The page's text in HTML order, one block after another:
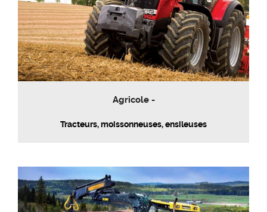
Agricole -
Tracteurs, moissonneuses, ensileuses